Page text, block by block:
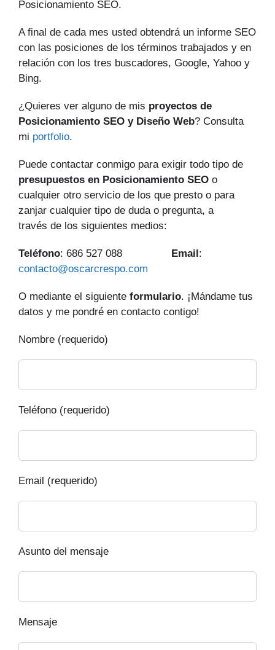
Posicionamiento SEO.
A final de cada mes usted obtendrá un informe SEO
con las posiciones de los términos trabajados y en
relación con los tres buscadores, Google, Yahoo y
Bing.
¿Quieres ver alguno de mis proyectos de
Posicionamiento SEO y Diseño Web? Consulta
mi portfolio.
Puede contactar conmigo para exigir todo tipo de
presupuestos en Posicionamiento SEO o
cualquier otro servicio de los que presto o para
zanjar cualquier tipo de duda o pregunta, a
través de los siguientes medios:
Teléfono: 686 527 088 Email :
contacto@oscarcrespo.com
O mediante el siguiente formulario. ¡Mándame tus
datos y me pondré en contacto contigo!
Nombre (requerido)
Teléfono (requerido)
Email (requerido)
Asunto del mensaje
Mensaje